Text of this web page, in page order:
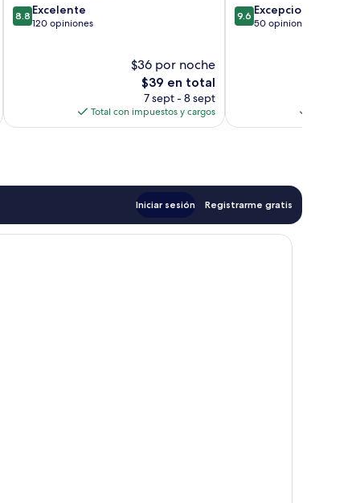
8.8
de
8.8 Excelente
120 opiniones
$36 por noche
El
precio
actual
es
$39 en total
7 sept - 8 sept
Total con impuestos y cargos
9.6
de
9.6 Excepcional
50 opiniones
Iniciar sesión Registrarme gratis